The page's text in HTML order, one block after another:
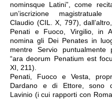
nominsque Latini”, come
un’iscrizione
Claudio (CIL. X, 797),
Penati e Fuoco, Virgilio, in
nomina gli Dei Penates in
mentre Servio puntualmente
“ara deorum Penatium est
XI, 211).
Penati, Fuoco e Vesta,
Dardano e di Ettore, sono
Lavinio (i cui rapporti con